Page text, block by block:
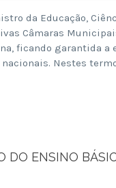
da Educação,
Câmaras
ficando garantida a
Nestes
DO ENSINO